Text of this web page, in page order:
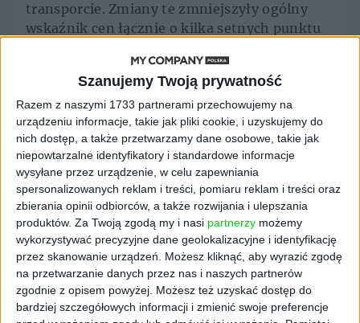
Szanujemy Twoją prywatność
Razem z naszymi 1733 partnerami przechowujemy na
urządzeniu informacje, takie jak pliki cookie, i uzyskujemy do
nich dostęp, a także przetwarzamy dane osobowe, takie jak
niepowtarzalne identyfikatory i standardowe informacje
wysyłane przez urządzenie, w celu zapewniania
spersonalizowanych reklam i treści, pomiaru reklam i treści oraz
zbierania opinii odbiorców, a także rozwijania i ulepszania
produktów. Za Twoją zgodą my i nasi partnerzy możemy
wykorzystywać precyzyjne dane geolokalizacyjne i identyfikację
przez skanowanie urządzeń. Możesz kliknąć, aby wyrazić zgodę
na przetwarzanie danych przez nas i naszych partnerów
zgodnie z opisem powyżej. Możesz też uzyskać dostęp do
bardziej szczegółowych informacji i zmienić swoje preferencje
transporcie. Zmiany te zmniejszyły ogólny
wskaźnik cen łącznie o kilka setnych punktu
W porównaniu z grudniem poprzedniego roku
na wzrost inflacji największy wpływ miały
wyższe ceny związane z użytkowaniem
mieszkań (o 3,0 proc.), żywnością (o 2,0
proc.), alkoholem i wyrobami tytoniowymi (o
7,9 proc.) usług gastronomicznych i hoteli (o
5,2 proc.) oraz ochroną zdrowia (o 4,7 proc.).
Wzrosty w tych obszarach przełożyły się
łącznie na podwyższenie wskaźnika inflacji,
przy czym najsilniejszy wpływ miały koszty
mieszkania i ceny żywności.